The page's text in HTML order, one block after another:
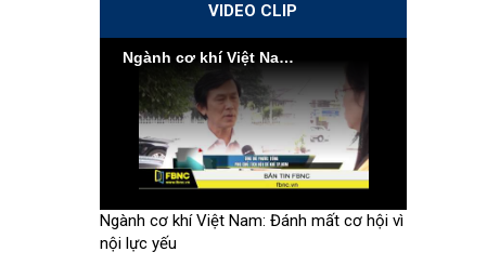
VIDEO CLIP
Ngành cơ khí Việt Nam: Đánh mất cơ hội vì nội lực yếu
Ngành cơ khí Việt Nam: Đánh mất cơ hội vì
nội lực yếu